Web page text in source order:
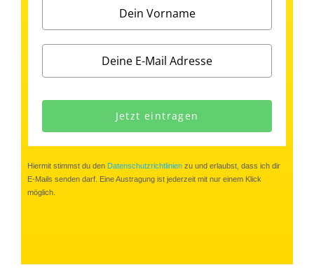
Jetzt eintragen
Hiermit stimmst du den Datenschutzrichtlinien zu und erlaubst, dass ich dir
E-Mails senden darf. Eine Austragung ist jederzeit mit nur einem Klick
möglich.